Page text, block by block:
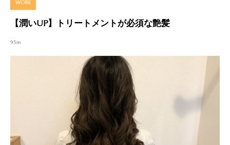
WORK
【潤いUP】トリートメントが必須な艶髪
95m